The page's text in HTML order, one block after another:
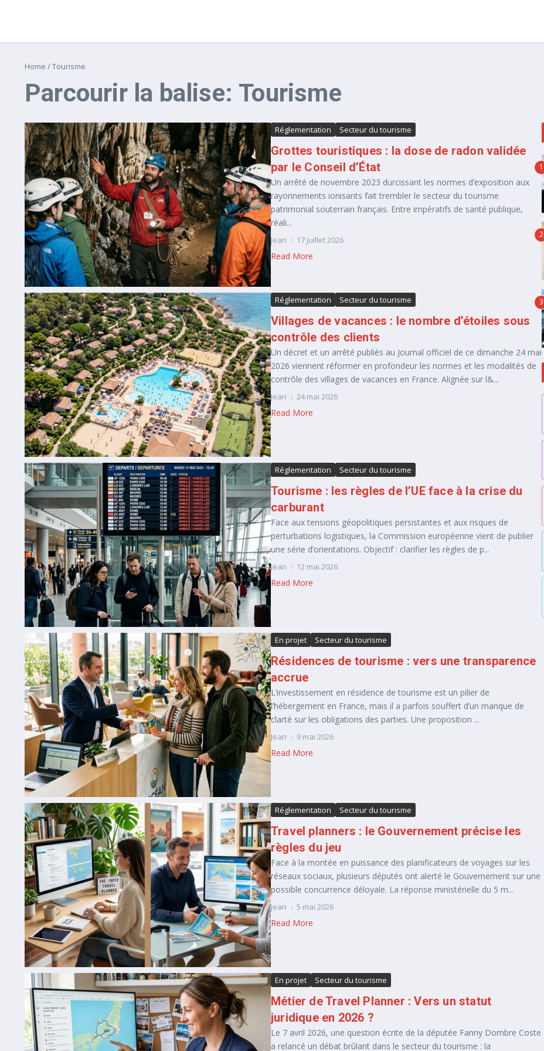
Home /Tourisme
Parcourir la balise: Tourisme
Réglementation Secteur du tourisme
Grottes touristiques : la dose de radon validée
par le Conseil d’État
Un arrêté de novembre 2023 durcissant les normes d’exposition aux
rayonnements ionisants fait trembler le secteur du tourisme
patrimonial souterrain français. Entre impératifs de santé publique,
réali...
Jean 17 juillet 2026
Read More
Réglementation Secteur du tourisme
Villages de vacances : le nombre d’étoiles sous
contrôle des clients
Un décret et un arrêté publiés au Journal officiel de ce dimanche 24 mai
2026 viennent réformer en profondeur les normes et les modalités de
contrôle des villages de vacances en France. Alignée sur l&...
Jean 24 mai 2026
Read More
Réglementation Secteur du tourisme
Tourisme : les règles de l’UE face à la crise du
carburant
Face aux tensions géopolitiques persistantes et aux risques de
perturbations logistiques, la Commission européenne vient de publier
une série d’orientations. Objectif : clarifier les règles de p...
Jean 12 mai 2026
Read More
En projet Secteur du tourisme
Résidences de tourisme : vers une transparence
accrue
L’investissement en résidence de tourisme est un pilier de
l’hébergement en France, mais il a parfois souffert d’un manque de
clarté sur les obligations des parties. Une proposition ...
Jean 9 mai 2026
Read More
Réglementation Secteur du tourisme
Travel planners : le Gouvernement précise les
règles du jeu
Face à la montée en puissance des planificateurs de voyages sur les
réseaux sociaux, plusieurs députés ont alerté le Gouvernement sur une
possible concurrence déloyale. La réponse ministérielle du 5 m...
Jean 5 mai 2026
Read More
En projet Secteur du tourisme
Métier de Travel Planner : Vers un statut
juridique en 2026 ?
Le 7 avril 2026, une question écrite de la députée Fanny Dombre Coste
a relancé un débat brûlant dans le secteur du tourisme : la
1
2
3